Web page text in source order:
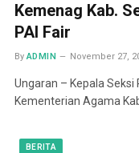
Kemenag Kab.
PAI Fair
By ADMIN November 27,
Ungaran – Kepala
Kementerian Agama
BERITA